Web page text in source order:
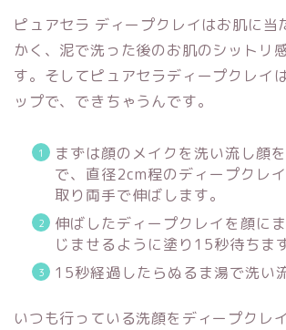
ピュアセラ ディープクレイはお肌に当
かく、泥で洗った後のお肌のシットリ
す。そしてピュアセラディープクレイ
ップで、できちゃうんです。
まずは顔のメイクを洗い流し顔
で、直径2cm程のディープクレ
取り両手で伸ばします。
伸ばしたディープクレイを顔に
じませるように塗り15秒待ちます
15秒経過したらぬるま湯で洗い
いつも行っている洗顔をディープクレ